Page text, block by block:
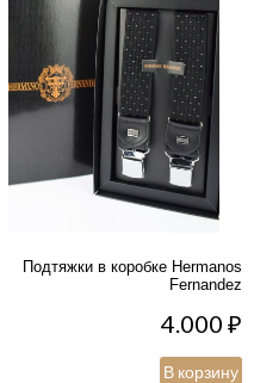
Подтяжки в коробке Hermanos
Fernandez
4.000₽
В корзину